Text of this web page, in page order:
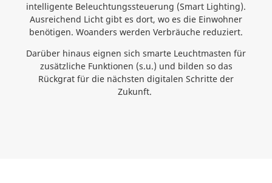
intelligente Beleuchtungssteuerung (Smart Lighting).
Ausreichend Licht gibt es dort, wo es die Einwohner
benötigen. Woanders werden Verbräuche reduziert.
Darüber hinaus eignen sich smarte Leuchtmasten für
zusätzliche Funktionen (s.u.) und bilden so das
Rückgrat für die nächsten digitalen Schritte der
Zukunft.